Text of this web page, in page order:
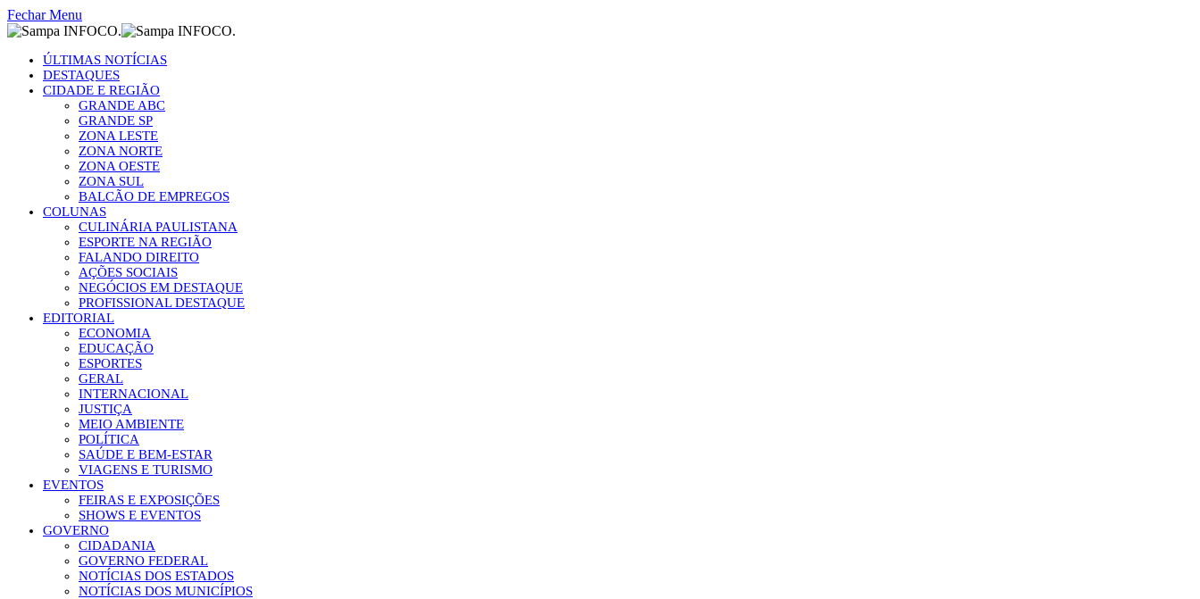
Fechar Menu
ÚLTIMAS NOTÍCIAS
DESTAQUES
CIDADE E REGIÃO
GRANDE ABC
GRANDE SP
ZONA LESTE
ZONA NORTE
ZONA OESTE
ZONA SUL
BALCÃO DE EMPREGOS
COLUNAS
CULINÁRIA PAULISTANA
ESPORTE NA REGIÃO
FALANDO DIREITO
AÇÕES SOCIAIS
NEGÓCIOS EM DESTAQUE
PROFISSIONAL DESTAQUE
EDITORIAL
ECONOMIA
EDUCAÇÃO
ESPORTES
GERAL
INTERNACIONAL
JUSTIÇA
MEIO AMBIENTE
POLÍTICA
SAÚDE E BEM-ESTAR
VIAGENS E TURISMO
EVENTOS
FEIRAS E EXPOSIÇÕES
SHOWS E EVENTOS
GOVERNO
CIDADANIA
GOVERNO FEDERAL
NOTÍCIAS DOS ESTADOS
NOTÍCIAS DOS MUNICÍPIOS